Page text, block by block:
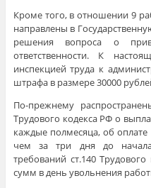
Кроме того, в отношении 9
направлены в
решения вопроса о
ответственности. К
инспекцией труда к
штрафа в размере 30000
По-прежнему
Трудового кодекса РФ о
каждые полмесяца, об
чем за три дня до
требований ст.140
сумм в день увольнения